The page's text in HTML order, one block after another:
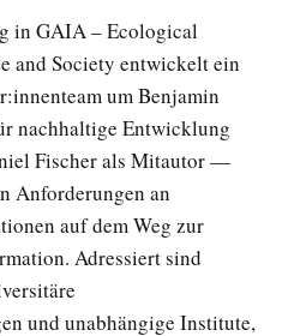
in GAIA – Ecological
and Society entwickelt ein
um Benjamin
nachhaltige Entwicklung
Fischer als Mitautor —
Anforderungen an
auf dem Weg zur
Adressiert sind
und unabhängige Institute,